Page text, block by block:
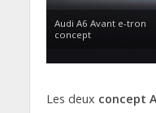
Audi A6 Avant e-tron
concept
Les deux concept